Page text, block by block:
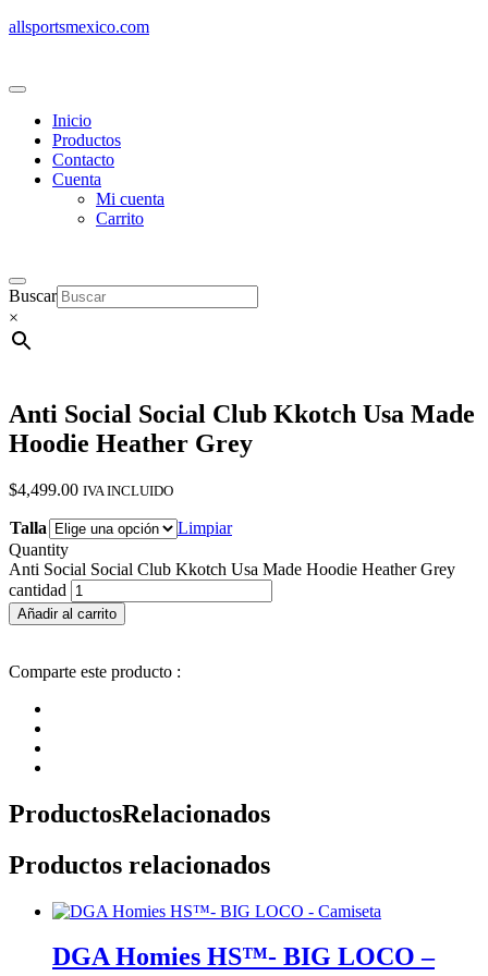
allsportsmexico.com
Inicio
Productos
Contacto
Cuenta
Mi cuenta
Carrito
Buscar
×
Anti Social Social Club Kkotch Usa Made
Hoodie Heather Grey
$4,499.00 IVA INCLUIDO
Talla
Limpiar
Quantity
Anti Social Social Club Kkotch Usa Made Hoodie Heather Grey
cantidad
Añadir al carrito
Comparte este producto :
ProductosRelacionados
Productos relacionados
DGA Homies HS™- BIG LOCO –